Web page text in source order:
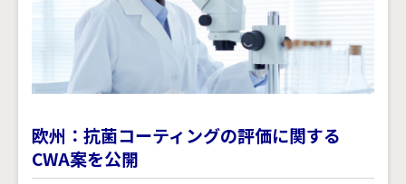
欧州：抗菌コーティングの評価に関する
CWA案を公開